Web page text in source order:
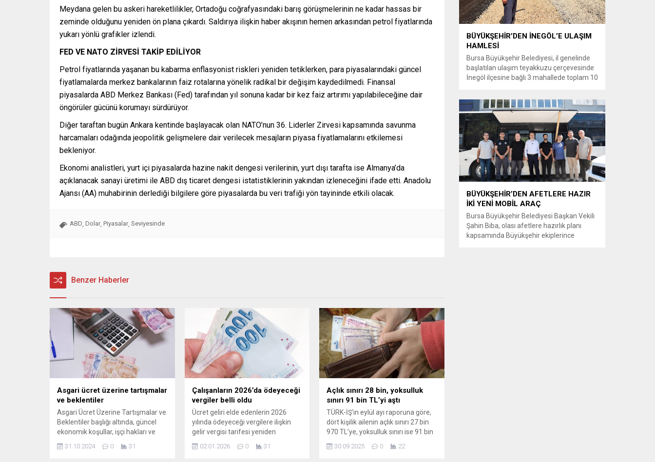
Meydana gelen bu askeri hareketlilikler, Ortadoğu coğrafyasındaki barış görüşmelerinin ne kadar hassas bir
zeminde olduğunu yeniden ön plana çıkardı. Saldırıya ilişkin haber akışının hemen arkasından petrol fiyatlarında
yukarı yönlü grafikler izlendi.
FED VE NATO ZİRVESİ TAKİP EDİLİYOR
Petrol fiyatlarında yaşanan bu kabarma enflasyonist riskleri yeniden tetiklerken, para piyasalarındaki güncel
fiyatlamalarda merkez bankalarının faiz rotalarına yönelik radikal bir değişim kaydedilmedi. Finansal
piyasalarda ABD Merkez Bankası (Fed) tarafından yıl sonuna kadar bir kez faiz artırımı yapılabileceğine dair
öngörüler gücünü korumayı sürdürüyor.
Diğer taraftan bugün Ankara kentinde başlayacak olan NATO’nun 36. Liderler Zirvesi kapsamında savunma
harcamaları odağında jeopolitik gelişmelere dair verilecek mesajların piyasa fiyatlamalarını etkilemesi
bekleniyor.
Ekonomi analistleri, yurt içi piyasalarda hazine nakit dengesi verilerinin, yurt dışı tarafta ise Almanya’da
açıklanacak sanayi üretimi ile ABD dış ticaret dengesi istatistiklerinin yakından izleneceğini ifade etti. Anadolu
Ajansı (AA) muhabirinin derlediği bilgilere göre piyasalarda bu veri trafiği yön tayininde etkili olacak.
ABD Dolar Piyasalar Seviyesinde
Benzer Haberler
Asgari ücret üzerine tartışmalar
ve beklentiler
Asgari Ücret Üzerine Tartışmalar ve
Beklentiler başlığı altında, güncel
ekonomik koşullar, işçi hakları ve
ücretin geleceği hakkında kapsamlı
31.10.2024 0 31
Çalışanların 2026’da ödeyeceği
vergiler belli oldu
Ücret geliri elde edenlerin 2026
yılında ödeyeceği vergilere ilişkin
gelir vergisi tarifesi yeniden
güncellendi.
02.01.2026 0 31
Açlık sınırı 28 bin, yoksulluk
sınırı 91 bin TL’yi aştı
TÜRK-İŞ’in eylül ayı raporuna göre,
dört kişilik ailenin açlık sınırı 27 bin
970 TL’ye, yoksulluk sınırı ise 91 bin
yaşama maliyeti 36 bin 305 TL
30.09.2025 0 22
BÜYÜKŞEHİR’DEN İNEGÖL’E ULAŞIM
HAMLESİ
Bursa Büyükşehir Belediyesi, il genelinde
başlatılan ulaşım teyakkuzu çerçevesinde
İnegöl ilçesine bağlı 3 mahallede toplam 10
Biba başkanlığında başlatılan ulaşım
seferberliği kapsamında Bursa Büyükşehir
Belediyesi Ulaşım Dairesi Başkanlığı
koordinasyonuyla 17 ilçede yol yenileme
çalışmalarına hız verildi. Başkan Vekili
Biba’nın göreve...
BÜYÜKŞEHİR’DEN AFETLERE HAZIR
İKİ YENİ MOBİL ARAÇ
Bursa Büyükşehir Belediyesi Başkan Vekili
Şahin Biba, olası afetlere hazırlık planı
kapsamında Büyükşehir ekiplerince